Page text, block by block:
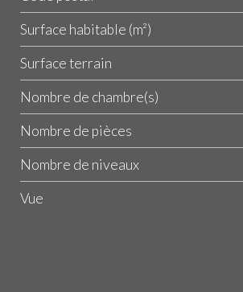
Surface habitable (m²)
surface terrain
Nombre de chambre(s)
Nombre de pièces
Nombre de niveaux
Vue